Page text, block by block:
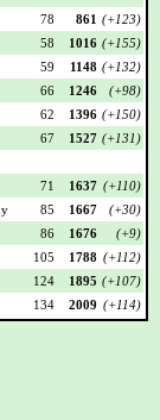
78 861 (+123)
58 1016 (+155)
59 1148 (+132)
66 1246
(+98)
62 1396 (+150)
67 1527 (+131)
71 1637 (+110)
85 1667
(+30)
86 1676
(+9)
105 1788 (+112)
124 1895 (+107)
134 2009 (+114)